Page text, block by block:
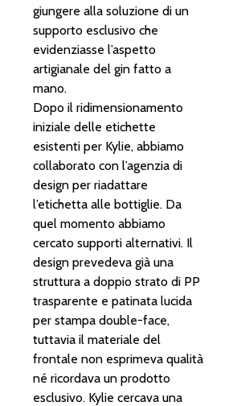
giungere alla soluzione di un
supporto esclusivo che
evidenziasse l’aspetto
artigianale del gin fatto a
mano.
Dopo il ridimensionamento
iniziale delle etichette
esistenti per Kylie, abbiamo
collaborato con l’agenzia di
design per riadattare
l’etichetta alle bottiglie. Da
quel momento abbiamo
cercato supporti alternativi. Il
design prevedeva già una
struttura a doppio strato di PP
trasparente e patinata lucida
per stampa double-face,
tuttavia il materiale del
frontale non esprimeva qualità
né ricordava un prodotto
esclusivo. Kylie cercava una